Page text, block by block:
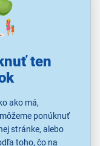
ten
ako má,
ponúknuť
stránke, alebo
toho, čo na